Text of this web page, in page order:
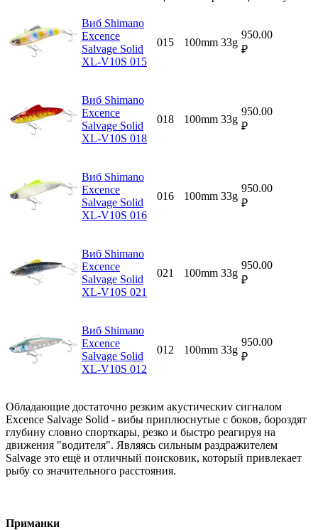
Виб Shimano
Excence
Salvage Solid
XL-V10S 015
015 100mm 33g
950.00
₽
Виб Shimano
Excence
Salvage Solid
XL-V10S 018
018 100mm 33g
950.00
₽
Виб Shimano
Excence
Salvage Solid
XL-V10S 016
016 100mm 33g
950.00
₽
Виб Shimano
Excence
Salvage Solid
XL-V10S 021
021 100mm 33g
950.00
₽
Виб Shimano
Excence
Salvage Solid
XL-V10S 012
012 100mm 33g
950.00
₽
Обладающие достаточно резким акустическиv сигналом
Excence Salvage Solid - вибы приплюснутые с боков, бороздят
глубину словно спорткары, резко и быстро реагируя на
движения "водителя". Являясь сильным раздражителем
Salvage это ещё и отличный поисковик, который привлекает
рыбу со значительного расстояния.
Приманки